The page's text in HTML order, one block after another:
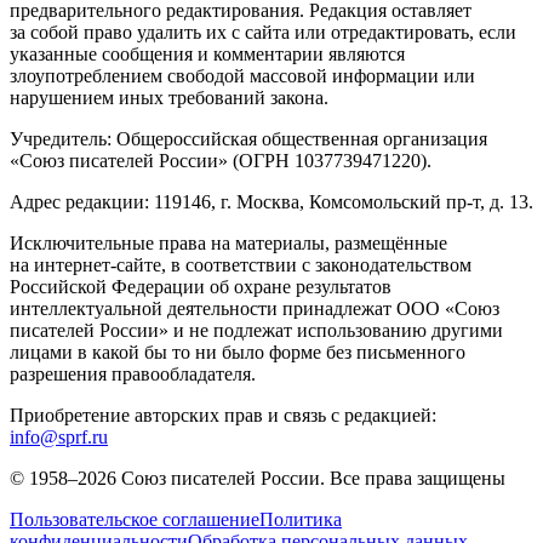
предварительного редактирования. Редакция оставляет
за собой право удалить их с сайта или отредактировать, если
указанные сообщения и комментарии являются
злоупотреблением свободой массовой информации или
нарушением иных требований закона.
Учредитель: Общероссийская общественная организация
«Союз писателей России» (ОГРН 1037739471220).
Адрес редакции: 119146, г. Москва, Комсомольский пр-т, д. 13.
Исключительные права на материалы, размещённые
на интернет-сайте, в соответствии с законодательством
Российской Федерации об охране результатов
интеллектуальной деятельности принадлежат ООО «Союз
писателей России» и не подлежат использованию другими
лицами в какой бы то ни было форме без письменного
разрешения правообладателя.
Приобретение авторских прав и связь с редакцией:
info@sprf.ru
© 1958–2026 Союз писателей России. Все права защищены
Пользовательское соглашениеПолитика